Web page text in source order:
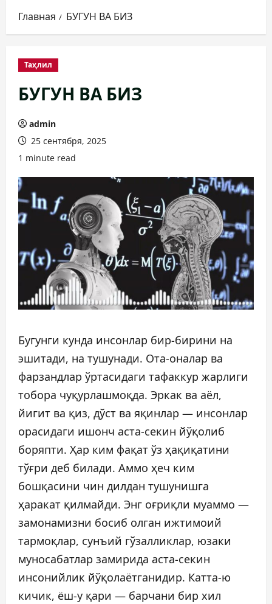
Главная БУГУН ВА БИЗ
Таҳлил
БУГУН ВА БИЗ
admin
25 сентября, 2025
1 minute read
Бугунги кунда инсонлар бир-бирини на
эшитади, на тушунади. Ота-оналар ва
фарзандлар ўртасидаги тафаккур жарлиги
тобора чуқурлашмоқда. Эркак ва аёл,
йигит ва қиз, дўст ва яқинлар — инсонлар
орасидаги ишонч аста-секин йўқолиб
боряпти. Ҳар ким фақат ўз ҳақиқатини
тўғри деб билади. Аммо ҳеч ким
бошқасини чин дилдан тушунишга
ҳаракат қилмайди. Энг оғриқли муаммо —
замонамизни босиб олган ижтимоий
тармоқлар, сунъий гўзалликлар, юзаки
муносабатлар замирида аста-секин
инсонийлик йўқолаётганидир. Катта-ю
кичик, ёш-у қари — барчани бир хил